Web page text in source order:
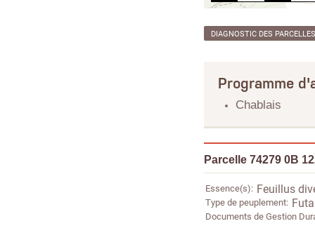
DIAGNOSTIC DES PARCELLES
Programme
Chablais
Parcelle 74279 0B
Essence(s) Feuillus
Type de peuplement
Documents de Gestion